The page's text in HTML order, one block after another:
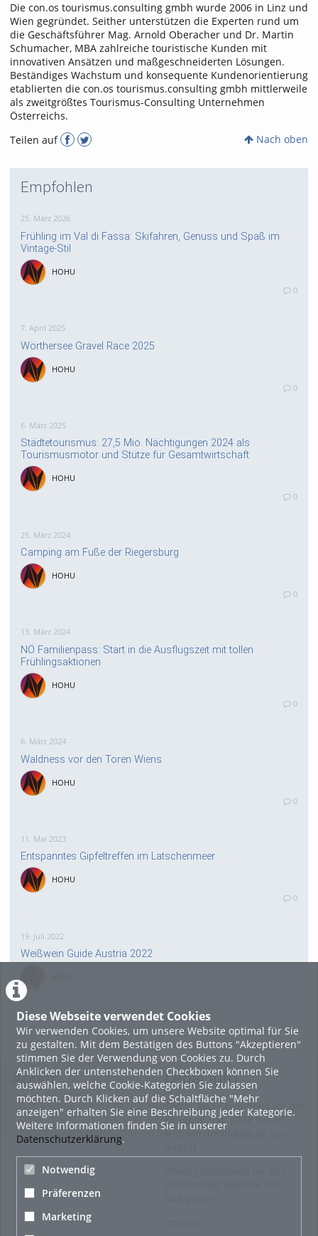
Diese Webseite verwendet Cookies
Wir verwenden Cookies, um unsere Website optimal für Sie
zu gestalten. Mit dem Bestätigen des Buttons "Akzeptieren"
stimmen Sie der Verwendung von Cookies zu. Durch
Anklicken der untenstehenden Checkboxen können Sie
auswählen, welche Cookie-Kategorien Sie zulassen
möchten. Durch Klicken auf die Schaltfläche "Mehr
anzeigen" erhalten Sie eine Beschreibung jeder Kategorie.
Weitere Informationen finden Sie in unserer
Datenschutzerklärung.
Notwendig
Präferenzen
Marketing
Die con.os tourismus.consulting gmbh wurde 2006 in Linz und
Wien gegründet. Seither unterstützen die Experten rund um
die Geschäftsführer Mag. Arnold Oberacher und Dr. Martin
Schumacher, MBA zahlreiche touristische Kunden mit
innovativen Ansätzen und maßgeschneiderten Lösungen.
Beständiges Wachstum und konsequente Kundenorientierung
etablierten die con.os tourismus.consulting gmbh mittlerweile
als zweitgrößtes Tourismus-Consulting Unternehmen
Österreichs.
Teilen auf
Nach oben
Empfohlen
25. März 2026
Frühling im Val di Fassa: Skifahren, Genuss und Spaß im
Vintage-Stil
HOHU
0
7. April 2025
Wörthersee Gravel Race 2025
HOHU
0
6. März 2025
Städtetourismus: 27,5 Mio. Nächtigungen 2024 als
Tourismusmotor und Stütze für Gesamtwirtschaft
HOHU
0
25. März 2024
Camping am Fuße der Riegersburg
HOHU
0
13. März 2024
NÖ Familienpass: Start in die Ausflugszeit mit tollen
Frühlingsaktionen
HOHU
0
6. März 2024
Waldness vor den Toren Wiens
HOHU
0
11. Mai 2023
Entspanntes Gipfeltreffen im Latschenmeer
HOHU
0
19. Juli 2022
Weißwein Guide Austria 2022
16. Mai 2022
neuer Test-Newsbeitrag
HOHU
9. Mai 2022
¨Haager Lies reloaded“ - der neue Top-Radweg in OÖ
verbindet
About Legal Info
Terms and Conditions for the
Usage of this ViMP based
website (including all sub-